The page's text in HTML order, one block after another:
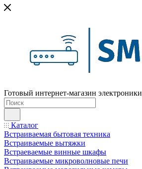
Готовый интернет-магазин электроники
Каталог
Встраиваемая бытовая техника
Встраиваемые вытяжки
Встраеваемые винные шкафы
Встраиваемые микроволновые печи